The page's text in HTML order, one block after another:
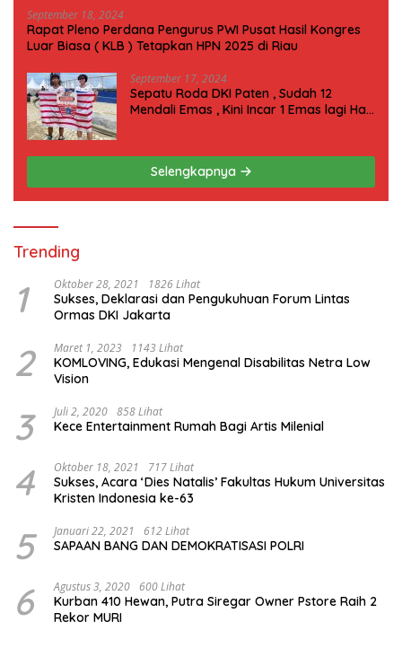
September 18, 2024
Rapat Pleno Perdana Pengurus PWI Pusat Hasil Kongres
Luar Biasa ( KLB ) Tetapkan HPN 2025 di Riau
September 17, 2024
Sepatu Roda DKI Paten , Sudah 12
Mendali Emas , Kini Incar 1 Emas lagi Hari
Selengkapnya
Trending
1 Oktober 28, 2021 1826 Lihat
Sukses, Deklarasi dan Pengukuhuan Forum Lintas
Ormas DKI Jakarta
2 Maret 1, 2023 1143 Lihat
KOMLOVING, Edukasi Mengenal Disabilitas Netra Low
Vision
3 Juli 2, 2020 858 Lihat
Kece Entertainment Rumah Bagi Artis Milenial
4 Oktober 18, 2021 717 Lihat
Sukses, Acara ‘Dies Natalis’ Fakultas Hukum Universitas
Kristen Indonesia ke-63
5 Januari 22, 2021 612 Lihat
SAPAAN BANG DAN DEMOKRATISASI POLRI
6 Agustus 3, 2020 600 Lihat
Kurban 410 Hewan, Putra Siregar Owner Pstore Raih 2
Rekor MURI